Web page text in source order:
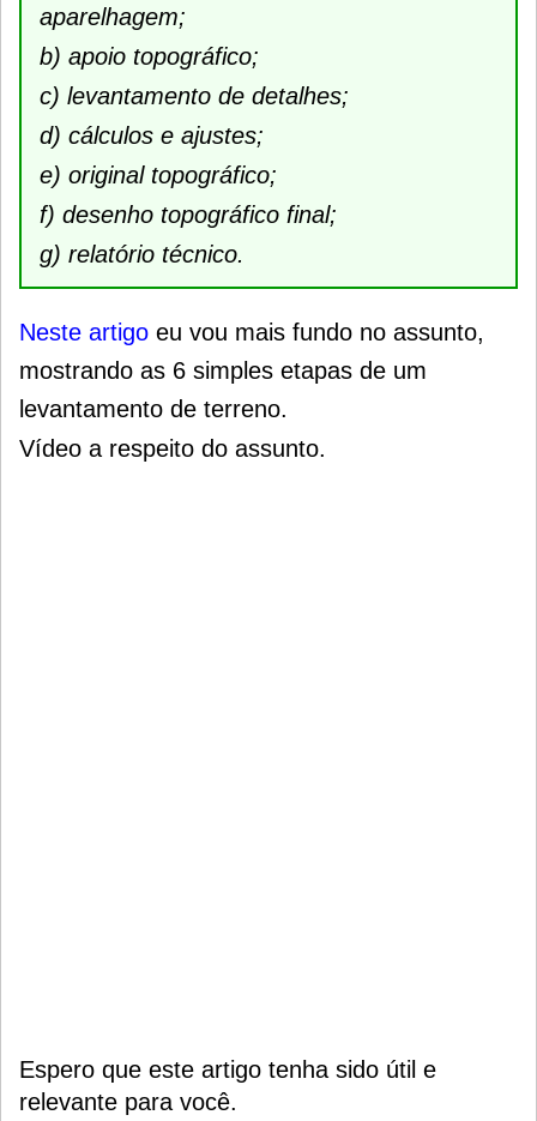
aparelhagem;
b) apoio topográfico;
c) levantamento de detalhes;
d) cálculos e ajustes;
e) original topográfico;
f) desenho topográfico final;
g) relatório técnico.
Neste artigo eu vou mais fundo no assunto,
mostrando as 6 simples etapas de um
levantamento de terreno.
Vídeo a respeito do assunto.
Espero que este artigo tenha sido útil e
relevante para você.